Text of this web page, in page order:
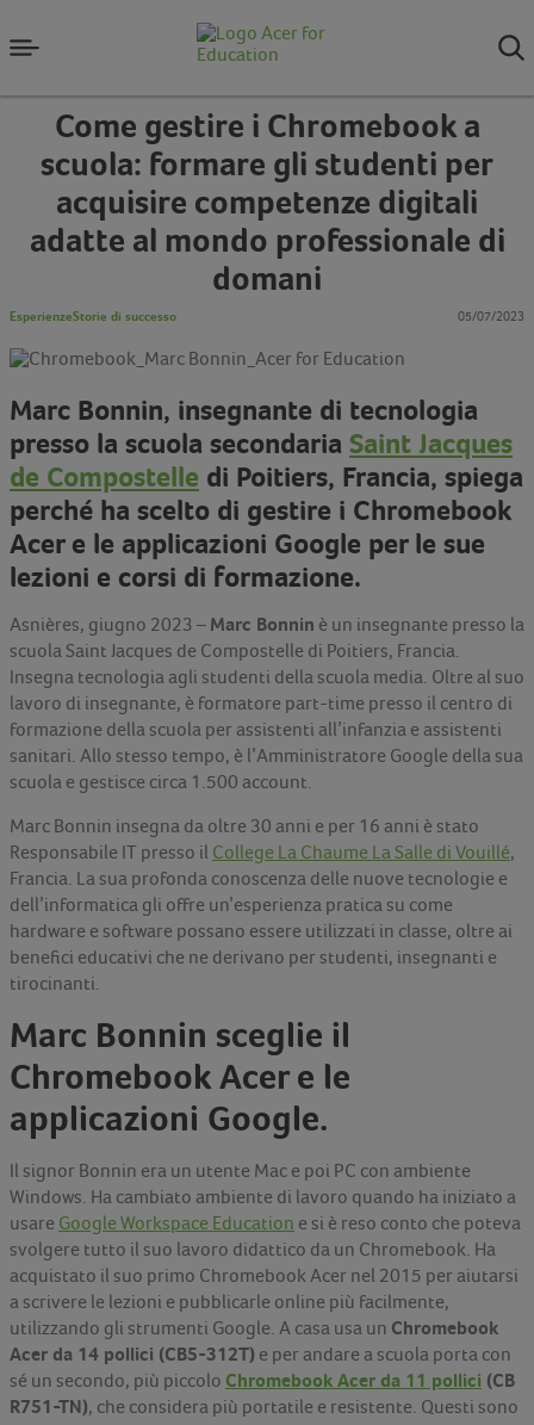
Come gestire i Chromebook a
scuola: formare gli studenti per
acquisire competenze digitali
adatte al mondo professionale di
domani
EsperienzeStorie di successo 05/07/2023
Marc Bonnin, insegnante di tecnologia
presso la scuola secondaria Saint Jacques
de Compostelle di Poitiers, Francia, spiega
perché ha scelto di gestire i Chromebook
Acer e le applicazioni Google per le sue
lezioni e corsi di formazione.
Asnières, giugno 2023 – Marc Bonnin è un insegnante presso la
scuola Saint Jacques de Compostelle di Poitiers, Francia.
Insegna tecnologia agli studenti della scuola media. Oltre al suo
lavoro di insegnante, è formatore part-time presso il centro di
formazione della scuola per assistenti all’infanzia e assistenti
sanitari. Allo stesso tempo, è l’Amministratore Google della sua
scuola e gestisce circa 1.500 account.
Marc Bonnin insegna da oltre 30 anni e per 16 anni è stato
Responsabile IT presso il College La Chaume La Salle di Vouillé,
Francia. La sua profonda conoscenza delle nuove tecnologie e
dell’informatica gli offre un’esperienza pratica su come
hardware e software possano essere utilizzati in classe, oltre ai
benefici educativi che ne derivano per studenti, insegnanti e
tirocinanti.
Marc Bonnin sceglie il
Chromebook Acer e le
applicazioni Google.
Il signor Bonnin era un utente Mac e poi PC con ambiente
Windows. Ha cambiato ambiente di lavoro quando ha iniziato a
usare Google Workspace Education e si è reso conto che poteva
svolgere tutto il suo lavoro didattico da un Chromebook. Ha
acquistato il suo primo Chromebook Acer nel 2015 per aiutarsi
a scrivere le lezioni e pubblicarle online più facilmente,
utilizzando gli strumenti Google. A casa usa un Chromebook
Acer da 14 pollici (CB5-312T) e per andare a scuola porta con
sé un secondo, più piccolo Chromebook Acer da 11 pollici (CB
R751-TN), che considera più portatile e resistente. Questi sono